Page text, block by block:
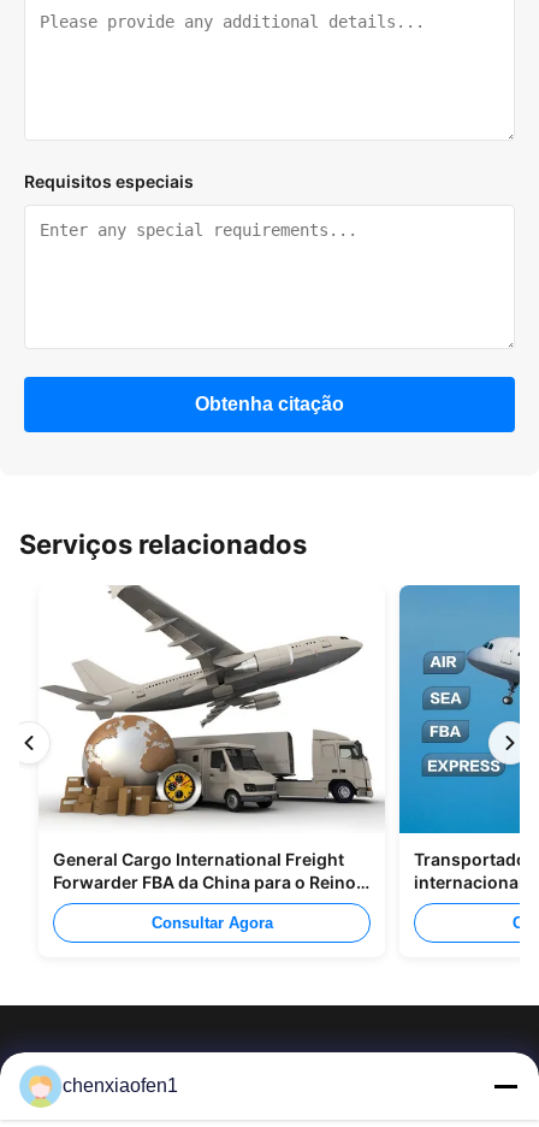
Requisitos especiais
Obtenha citação
Serviços relacionados
General Cargo International Freight
Forwarder FBA da China para o Reino
Unido Itália Portugal
Consultar Agora
internacionais
Shenzhen
chenxiaofen1